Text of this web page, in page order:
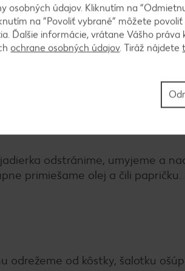
nakrájame a opražíme
minút. Za miešania pridáme
rozotrieme cez sito, necháme
odstránime, umyjeme a
primiešame olej a čili
odrežeme od kôstky, šalotku
osobných údajov. Kliknutím na
na “Povoliť vybrané” môžete
Ďalšie informácie, vrátane Vášho
ochrane osobných údajov. Tiráž nájdete